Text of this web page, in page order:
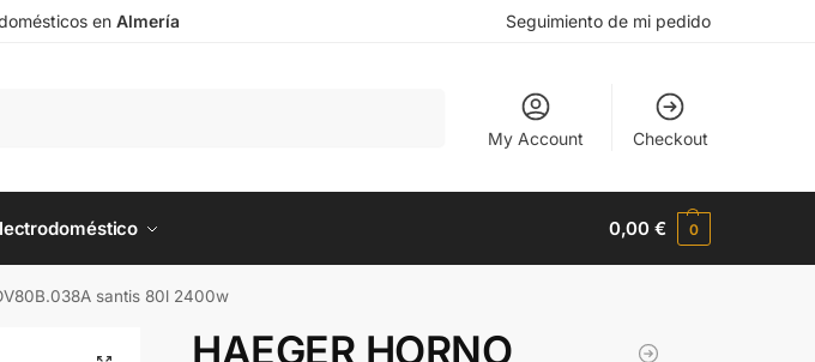
en Almería Seguimiento de mi pedido
My Account Checkout
0,00€ 0
santis 80l 2400w
HAEGER HORNO